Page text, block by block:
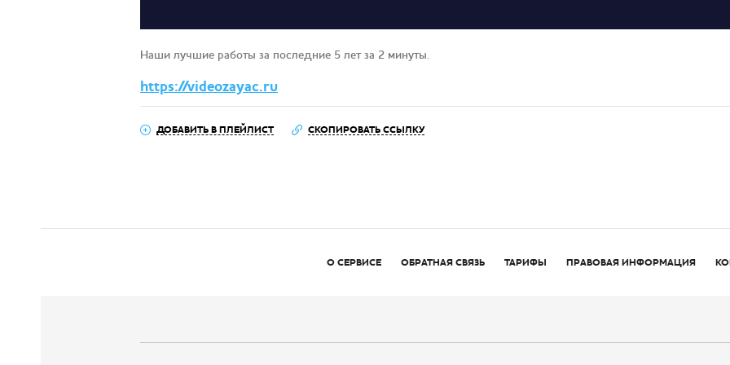
Наши лучшие работы за последние 5 лет за 2 минуты.
https://videozayac.ru
ДОБАВИТЬ В ПЛЕЙЛИСТ СКОПИРОВАТЬ ССЫЛКУ
О СЕРВИСЕ ОБРАТНАЯ СВЯЗЬ ТАРИФЫ ПРАВОВАЯ ИНФОРМАЦИЯ